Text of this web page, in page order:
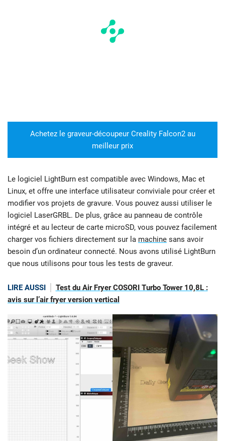
Achetez le graveur-découpeur Creality Falcon2 au
meilleur prix
Le logiciel LightBurn est compatible avec Windows, Mac et
Linux, et offre une interface utilisateur conviviale pour créer et
modifier vos projets de gravure. Vous pouvez aussi utiliser le
logiciel LaserGRBL. De plus, grâce au panneau de contrôle
intégré et au lecteur de carte microSD, vous pouvez facilement
charger vos fichiers directement sur la machine sans avoir
besoin d’un ordinateur connecté. Nous avons utilisé LightBurn
que nous utilisons pour tous les tests de graveur.
LIRE AUSSI
Test du Air Fryer COSORI Turbo Tower 10,8L :
avis sur l’air fryer version vertical